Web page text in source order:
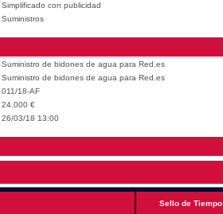
Simplificado con publicidad
Suministros
Suministro de bidones de agua para Red.es
Suministro de bidones de agua para Red.es
011/18-AF
24.000 €
26/03/18 13:00
Sello de Tiempo